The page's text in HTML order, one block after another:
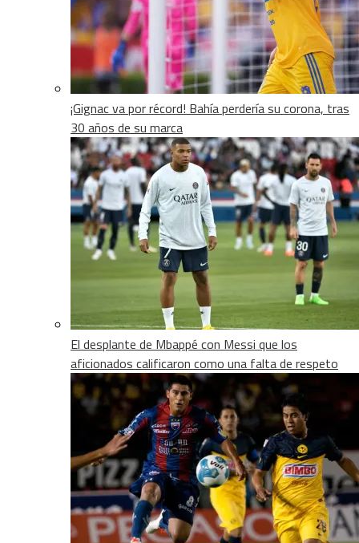
¡Gignac va por récord! Bahía perdería su corona, tras
30 años de su marca
El desplante de Mbappé con Messi que los
aficionados calificaron como una falta de respeto